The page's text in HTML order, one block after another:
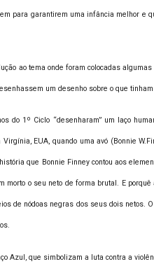
para garantirem uma infância melhor e
ao tema onde foram colocadas
um desenho sobre o que tinham
do 1º Ciclo “desenharam” um laço
EUA, quando uma avó (Bonnie
que Bonnie Finney contou aos
o seu neto de forma brutal. E porquê
de nódoas negras dos seus dois netos.
Azul, que simbolizam a luta contra a